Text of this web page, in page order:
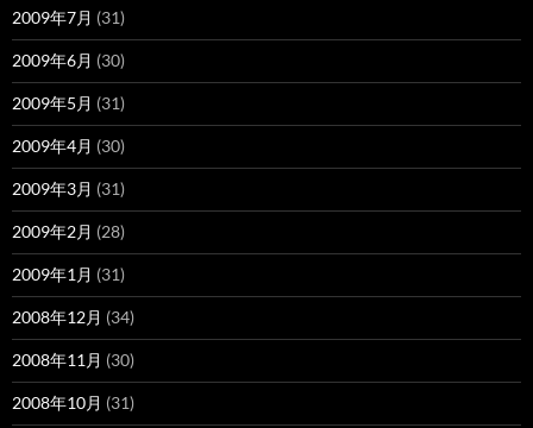
2009年7月 (31)
2009年6月 (30)
2009年5月 (31)
2009年4月 (30)
2009年3月 (31)
2009年2月 (28)
2009年1月 (31)
2008年12月 (34)
2008年11月 (30)
2008年10月 (31)